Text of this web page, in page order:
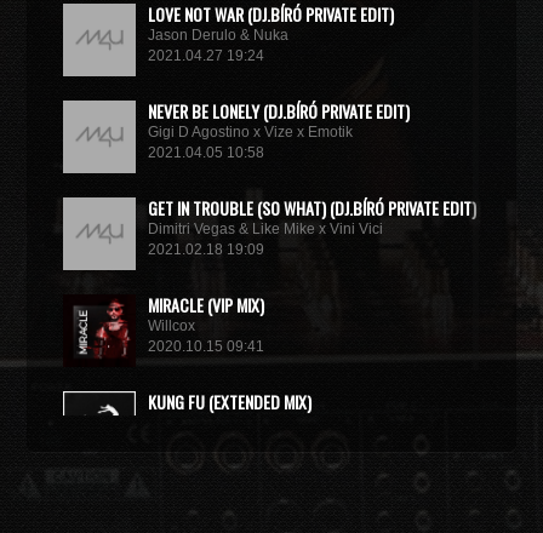
LOVE NOT WAR (DJ.BÍRÓ PRIVATE EDIT)
Jason Derulo & Nuka
2021.04.27 19:24
NEVER BE LONELY (DJ.BÍRÓ PRIVATE EDIT)
Gigi D Agostino x Vize x Emotik
2021.04.05 10:58
GET IN TROUBLE (SO WHAT) (DJ.BÍRÓ PRIVATE EDIT)
Dimitri Vegas & Like Mike x Vini Vici
2021.02.18 19:09
MIRACLE (VIP MIX)
Willcox
2020.10.15 09:41
KUNG FU (EXTENDED MIX)